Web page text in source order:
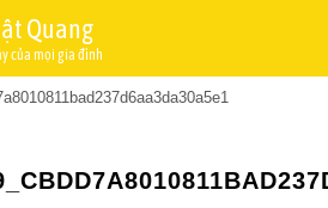
Quang
của mọi gia đình